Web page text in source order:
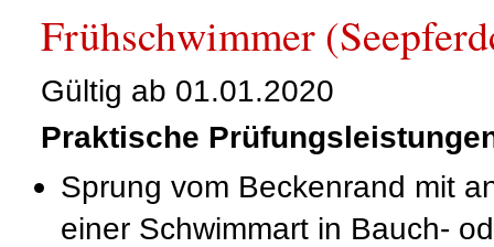
Frühschwimmer
Gültig ab 01.01.2020
Praktische
Sprung vom Beckenrand mit
einer Schwimmart in Bauch-